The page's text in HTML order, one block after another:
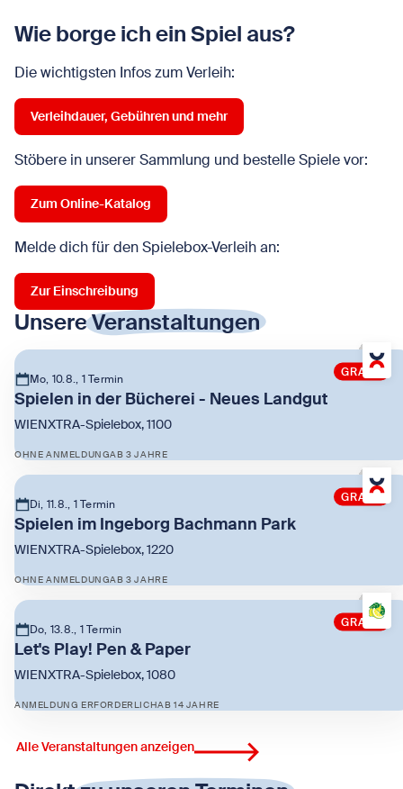
Wie borge ich ein Spiel aus?
Die wichtigsten Infos zum Verleih:
Verleihdauer, Gebühren und mehr
Stöbere in unserer Sammlung und bestelle Spiele vor:
Zum Online-Katalog
Melde dich für den Spielebox-Verleih an:
Zur Einschreibung
UnsereVeranstaltungen
GRATIS
Mo, 10.8., 1 Termin
Spielen in der Bücherei - Neues Landgut
WIENXTRA-Spielebox, 1100
OHNE ANMELDUNGAB 3 JAHRE
Zeige Spielen in der Bücherei - Neues Landgut
GRATIS
Di, 11.8., 1 Termin
Spielen im Ingeborg Bachmann Park
WIENXTRA-Spielebox, 1220
OHNE ANMELDUNGAB 3 JAHRE
Zeige Spielen im Ingeborg Bachmann Park
GRATIS
Do, 13.8., 1 Termin
Let's Play! Pen & Paper
WIENXTRA-Spielebox, 1080
ANMELDUNG ERFORDERLICHAB 14 JAHRE
Alle Veranstaltungen anzeigen